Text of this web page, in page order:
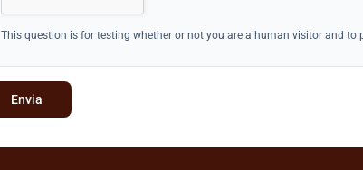
This question is for testing whether or not you are a human visitor and